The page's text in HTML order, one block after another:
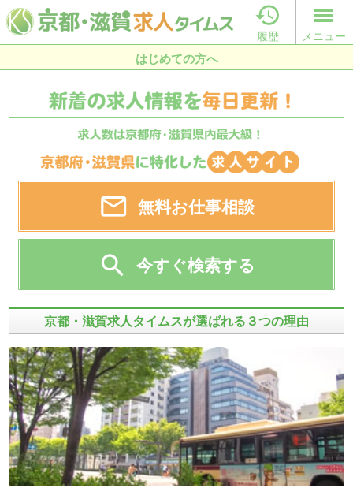

履歴 メニュー
はじめての方へ
 無料お仕事相談
 今すぐ検索する
京都・滋賀求人タイムスが選ばれる３つの理由